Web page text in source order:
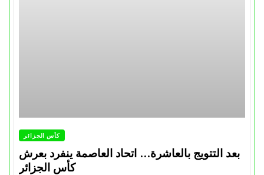
كأس الجزائر
بعد التتويج بالعاشرة… اتحاد العاصمة ينفرد بعرش
كأس الجزائر